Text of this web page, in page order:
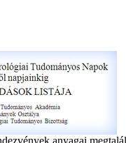
anyagai